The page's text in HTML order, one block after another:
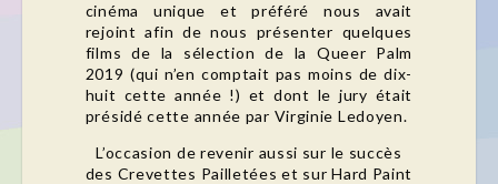
cinéma unique et préféré nous avait
rejoint afin de nous présenter quelques
films de la sélection de la Queer Palm
2019 (qui n’en comptait pas moins de dix-
huit cette année !) et dont le jury était
présidé cette année par Virginie Ledoyen.
L’occasion de revenir aussi sur le succès
des Crevettes Pailletées et sur Hard Paint